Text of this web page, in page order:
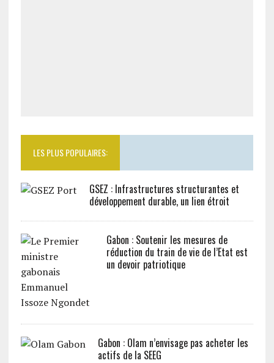
LES PLUS POPULAIRES:
GSEZ : Infrastructures structurantes et
développement durable, un lien étroit
Gabon : Soutenir les mesures de
réduction du train de vie de l’Etat est
un devoir patriotique
Gabon : Olam n’envisage pas acheter les
actifs de la SEEG